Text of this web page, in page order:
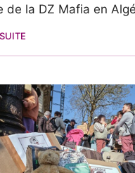
de la DZ Mafia en